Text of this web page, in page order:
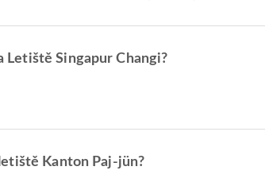
Singapur Changi?
Kanton Paj-jün?